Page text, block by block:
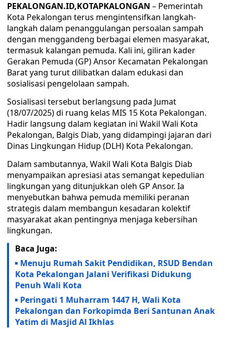
PEKALONGAN.ID,KOTAPKALONGAN – Pemerintah
Kota Pekalongan terus mengintensifkan langkah-
langkah dalam penanggulangan persoalan sampah
dengan menggandeng berbagai elemen masyarakat,
termasuk kalangan pemuda. Kali ini, giliran kader
Gerakan Pemuda (GP) Ansor Kecamatan Pekalongan
Barat yang turut dilibatkan dalam edukasi dan
sosialisasi pengelolaan sampah.
Sosialisasi tersebut berlangsung pada Jumat
(18/07/2025) di ruang kelas MIS 15 Kota Pekalongan.
Hadir langsung dalam kegiatan ini Wakil Wali Kota
Pekalongan, Balgis Diab, yang didampingi jajaran dari
Dinas Lingkungan Hidup (DLH) Kota Pekalongan.
Dalam sambutannya, Wakil Wali Kota Balgis Diab
menyampaikan apresiasi atas semangat kepedulian
lingkungan yang ditunjukkan oleh GP Ansor. Ia
menyebutkan bahwa pemuda memiliki peranan
strategis dalam membangun kesadaran kolektif
masyarakat akan pentingnya menjaga kebersihan
lingkungan.
Baca Juga:
Menuju Rumah Sakit Pendidikan, RSUD Bendan
Kota Pekalongan Jalani Verifikasi Didukung
Penuh Wali Kota
Peringati 1 Muharram 1447 H, Wali Kota
Pekalongan dan Forkopimda Beri Santunan Anak
Yatim di Masjid Al Ikhlas